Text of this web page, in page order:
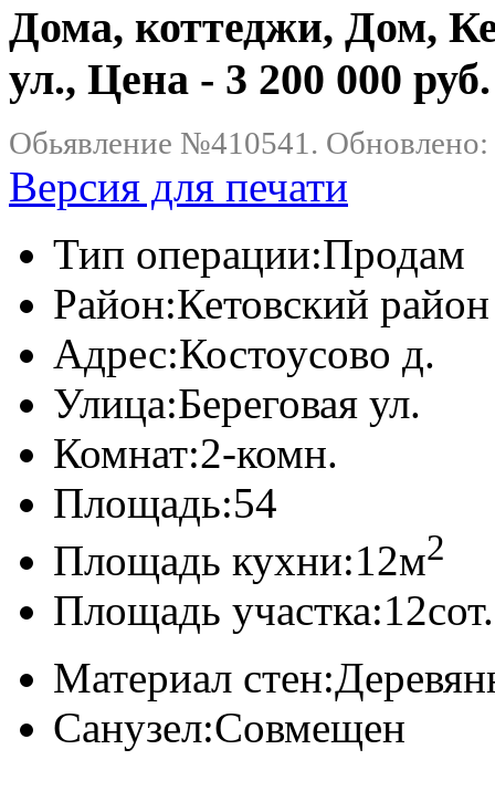
Дома, коттеджи, Дом,
ул., Цена - 3 200 000 руб.
Обьявление №410541.
Версия для печати
Тип операции:Продам
Район:Кетовский район
Адрес:Костоусово д.
Улица:Береговая ул.
Комнат:2-комн.
Площадь:54
Площадь кухни:12м2
Площадь участка:12сот.
Материал стен:
Санузел:Совмещен